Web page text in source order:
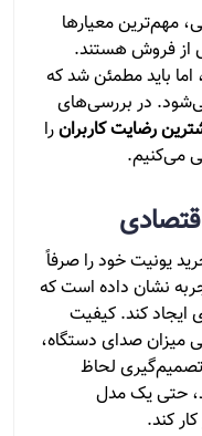
مهم‌ترین معیارها
از فروش هستند.
باید مطمئن شد که
در بررسی‌های
رضایت کاربرانرا
می‌کنیم.
یونیت خود را صرفاً
نشان داده است که
ایجاد کند. کیفیت
میزان صدای دستگاه،
لحاظ
حتی یک مدل
کند.